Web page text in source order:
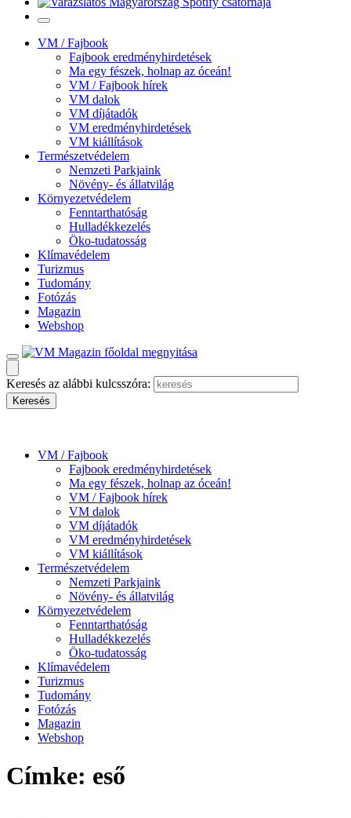
VM / Fajbook
Fajbook eredményhirdetések
Ma egy fészek, holnap az óceán!
VM / Fajbook hírek
VM dalok
VM díjátadók
VM eredményhirdetések
VM kiállítások
Természetvédelem
Nemzeti Parkjaink
Növény- és állatvilág
Környezetvédelem
Fenntarthatóság
Hulladékkezelés
Öko-tudatosság
Klímavédelem
Turizmus
Tudomány
Fotózás
Magazin
Webshop
Keresés az alábbi kulcsszóra:
VM / Fajbook
Fajbook eredményhirdetések
Ma egy fészek, holnap az óceán!
VM / Fajbook hírek
VM dalok
VM díjátadók
VM eredményhirdetések
VM kiállítások
Természetvédelem
Nemzeti Parkjaink
Növény- és állatvilág
Környezetvédelem
Fenntarthatóság
Hulladékkezelés
Öko-tudatosság
Klímavédelem
Turizmus
Tudomány
Fotózás
Magazin
Webshop
Címke: eső